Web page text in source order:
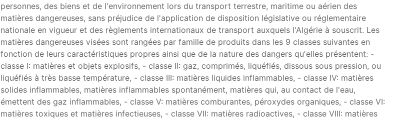
personnes, des biens et de l'environnement lors du transport terrestre, maritime ou aérien des
matières dangereuses, sans préjudice de l'application de disposition législative ou réglementaire
nationale en vigueur et des règlements internationaux de transport auxquels l'Algérie à souscrit. Les
matières dangereuses visées sont rangées par famille de produits dans les 9 classes suivantes en
fonction de leurs caractéristiques propres ainsi que de la nature des dangers qu'elles présentent: -
classe I: matières et objets explosifs, - classe II: gaz, comprimés, liquéfiés, dissous sous pression, ou
liquéfiés à très basse température, - classe III: matières liquides inflammables, - classe IV: matières
solides inflammables, matières inflammables spontanément, matières qui, au contact de l'eau,
émettent des gaz inflammables, - classe V: matières comburantes, péroxydes organiques, - classe VI:
matières toxiques et matières infectieuses, - classe VII: matières radioactives, - classe VIII: matières